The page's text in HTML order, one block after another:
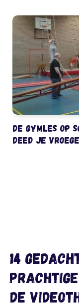
De gymles op
deed je
14
de